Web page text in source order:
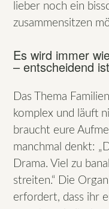
lieber noch ein
zusammensitzen
Es wird immer
– entscheidend
Das Thema
komplex und läuft
braucht eure
manchmal denkt:
Drama. Viel zu
streiten.“ Die
erfordert, dass ihr